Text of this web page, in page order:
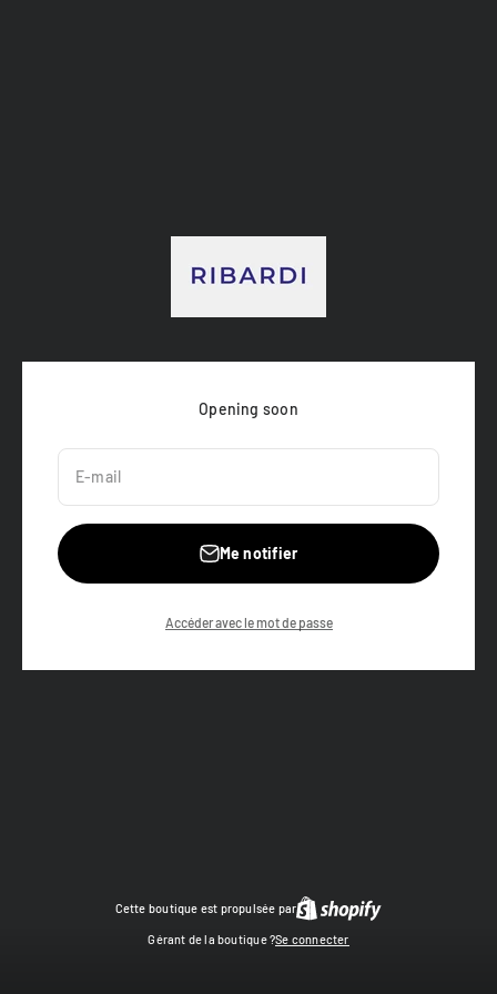
Opening soon
E-mail
Me notifier
Accéder avec le mot de passe
Cette boutique est propulsée par
Gérant de la boutique ?Se connecter